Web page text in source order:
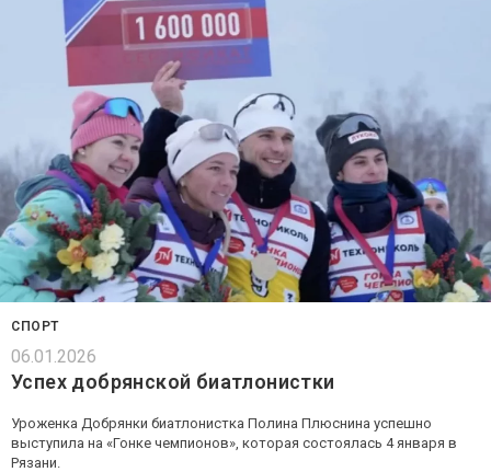
СПОРТ
06.01.2026
Успех добрянской биатлонистки
Уроженка Добрянки биатлонистка Полина Плюснина успешно
выступила на «Гонке чемпионов», которая состоялась 4 января в
Рязани.